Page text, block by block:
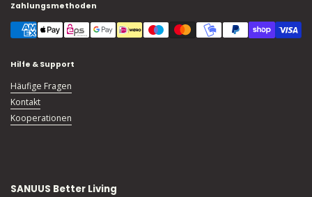
Zahlungsmethoden
Hilfe & Support
Häufige Fragen
Kontakt
Kooperationen
SANUUS Better Living